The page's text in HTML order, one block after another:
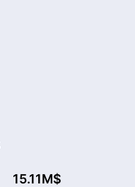
15.11M$